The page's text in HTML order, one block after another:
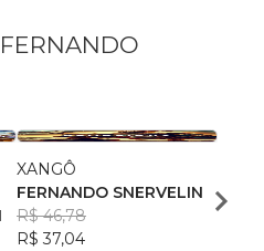
XANGÔ
FERNANDO SNERVELIN
R$ 46,78
R$ 37,04
R$